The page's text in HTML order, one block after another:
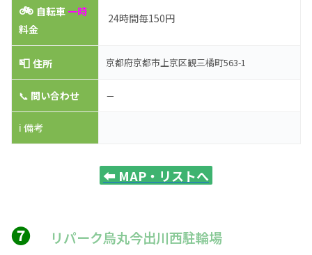
🚲 自転車 一時
料金
24時間毎150円
📮住所 京都府京都市上京区観三橘町563-1
📞 問い合わせ －
ℹ️ 備考
⬅️ MAP・リストへ
❼ リパーク烏丸今出川西駐輪場